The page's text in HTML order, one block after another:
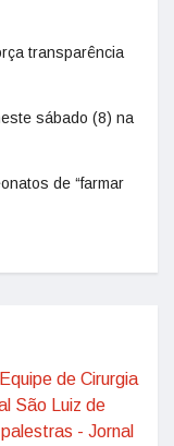
transparência
sábado (8) na
de “farmar
de Cirurgia
São Luiz de
- Jornal